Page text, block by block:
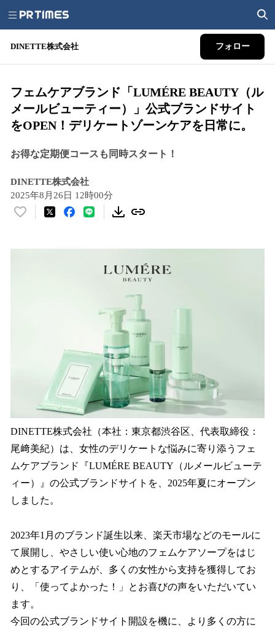
DINETTE株式会社 フォロー
フェムケアブランド「LUMÉRE BEAUTY（ル
メールビューティー）」公式ブランドサイト
をOPEN！デリケートゾーンケアを日常に。
お得な定期便コースも同時スタート！
DINETTE株式会社
2025年8月26日 12時00分
い
DINETTE株式会社（本社：東京都渋谷区、代表取締役：
尾﨑美紀）は、女性のデリケートな悩みに寄り添うフェ
ムケアブランド『LUMÉRE BEAUTY（ルメールビューテ
ィー）』の公式ブランドサイトを、2025年夏にオープン
しました。
2023年1月のブランド誕生以来、楽天市場などのモールに
て展開し、やさしい使い心地のフェムケアソープをはじ
めとするアイテムが、多くの女性から支持を獲得してお
り、「使ってよかった！」とお喜びの声をいただいてい
ます。
今回の公式ブランドサイト開設を機に、より多くの方に